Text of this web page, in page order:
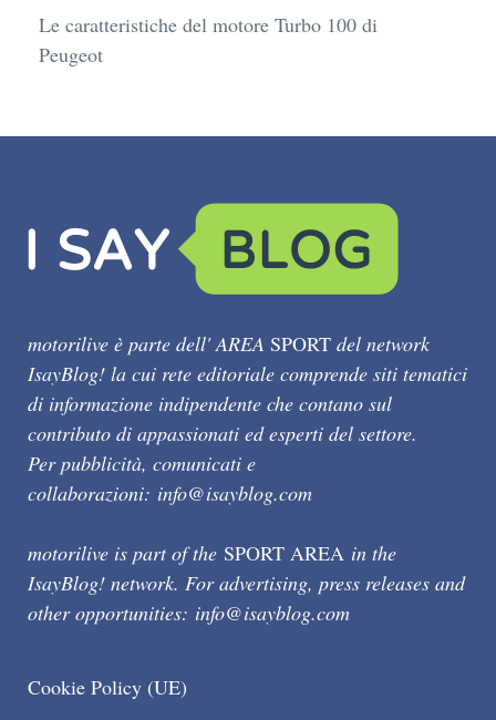
Le caratteristiche del motore Turbo 100 di
Peugeot
motorilive è parte dell' AREA SPORT del network
IsayBlog! la cui rete editoriale comprende siti tematici
di informazione indipendente che contano sul
contributo di appassionati ed esperti del settore.
Per pubblicità, comunicati e
collaborazioni: info@isayblog.com
motorilive is part of the SPORT AREA in the
IsayBlog! network. For advertising, press releases and
other opportunities: info@isayblog.com
Cookie Policy (UE)